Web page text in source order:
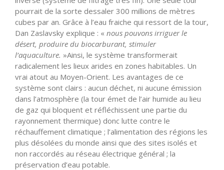
pourrait de la sorte dessaler 300 millions de mètres
cubes par an. Grâce à l’eau fraiche qui ressort de la tour,
Dan Zaslavsky explique : « nous pouvons irriguer le
désert, produire du biocarburant, stimuler
l’aquaculture. »Ainsi, le système transformerait
radicalement les lieux arides en zones habitables. Un
vrai atout au Moyen-Orient. Les avantages de ce
système sont clairs : aucun déchet, ni aucune émission
dans l’atmosphère (la tour émet de l’air humide au lieu
de gaz qui bloquent et réfléchissent une partie du
rayonnement thermique) donc lutte contre le
réchauffement climatique ; l’alimentation des régions les
plus désolées du monde ainsi que des sites isolés et
non raccordés au réseau électrique général ; la
préservation d’eau potable.